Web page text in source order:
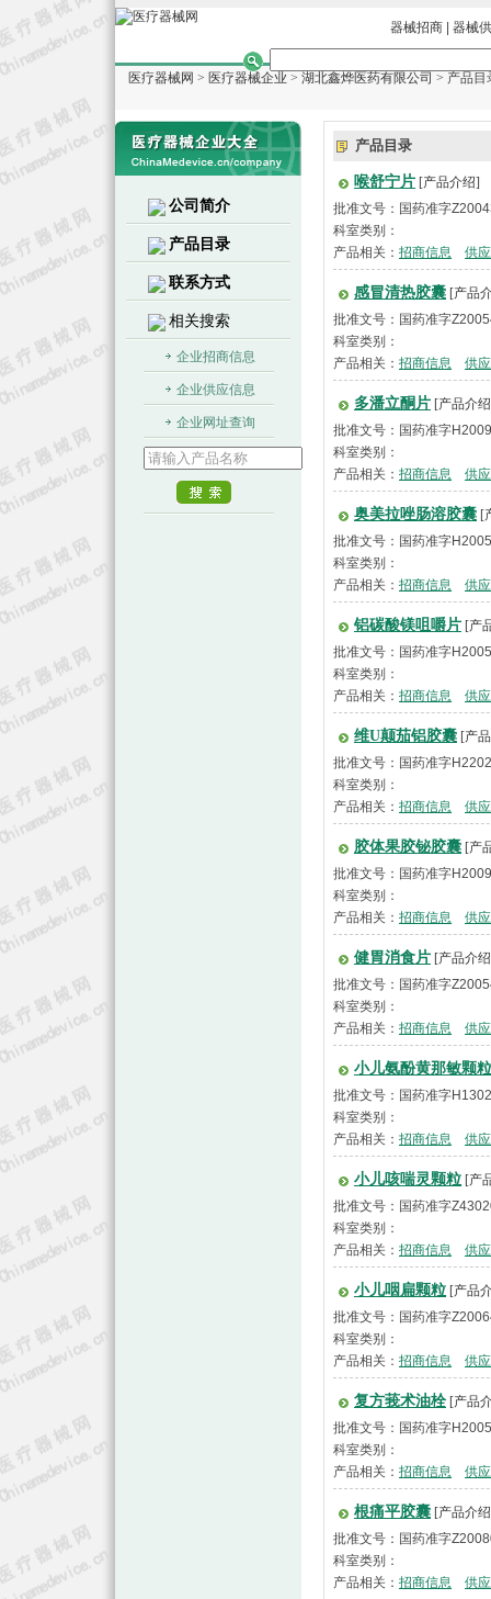
器械招商 器械
医疗器械网 > 医疗器械企业 > 湖北鑫烨医药有限公司 > 产品目
公司简介
产品目录
联系方式
相关搜索
企业招商信息
企业供应信息
企业网址查询
产品目录
喉舒宁片 [产品介绍]
批准文号：国药准字
科室类别：
产品相关： 招商信息 供
感冒清热胶囊 [产品
批准文号：国药准字
科室类别：
产品相关： 招商信息 供
多潘立酮片 [产品介
批准文号：国药准字
科室类别：
产品相关： 招商信息 供
奥美拉唑肠溶胶囊 [
批准文号：国药准字
科室类别：
产品相关： 招商信息 供
铝碳酸镁咀嚼片 [产
批准文号：国药准字
科室类别：
产品相关： 招商信息 供
维U颠茄铝胶囊 [产
批准文号：国药准字
科室类别：
产品相关： 招商信息 供
胶体果胶铋胶囊 [产
批准文号：国药准字
科室类别：
产品相关： 招商信息 供
健胃消食片 [产品介
批准文号：国药准字
科室类别：
产品相关： 招商信息 供
小儿氨酚黄那敏颗粒
批准文号：国药准字
科室类别：
产品相关： 招商信息 供
小儿咳喘灵颗粒 [产
批准文号：国药准字
科室类别：
产品相关： 招商信息 供
小儿咽扁颗粒 [产品
批准文号：国药准字
科室类别：
产品相关： 招商信息 供
复方莪术油栓 [产品
批准文号：国药准字
科室类别：
产品相关： 招商信息 供
根痛平胶囊 [产品介
批准文号：国药准字
科室类别：
产品相关： 招商信息 供